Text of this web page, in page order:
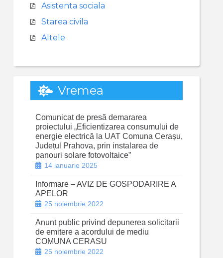
Asistenta sociala
Starea civila
Altele
Vremea
Comunicat de presă demararea
proiectului „Eficientizarea consumului de
energie electrică la UAT Comuna Cerașu,
Județul Prahova, prin instalarea de
panouri solare fotovoltaice”
14 ianuarie 2025
Informare – AVIZ DE GOSPODARIRE A
APELOR
25 noiembrie 2022
Anunt public privind depunerea solicitarii
de emitere a acordului de mediu
COMUNA CERASU
25 noiembrie 2022